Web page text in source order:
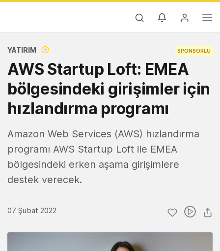
YATIRIM SPONSORLU
AWS Startup Loft: EMEA
bölgesindeki girişimler için
hızlandırma programı
Amazon Web Services (AWS) hızlandırma
programı AWS Startup Loft ile EMEA
bölgesindeki erken aşama girişimlere
destek verecek.
07 Şubat 2022